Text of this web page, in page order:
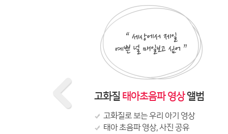
고화질 태아초음파 영상앨범
고화질로 보는 우리 아기 영상
태아 초음파 영상, 사진 공유